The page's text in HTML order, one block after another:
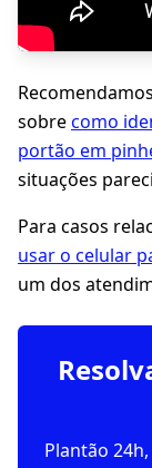
sobrecomo
portão em
situações
Para casos
usar o celular
um dos
Plantão